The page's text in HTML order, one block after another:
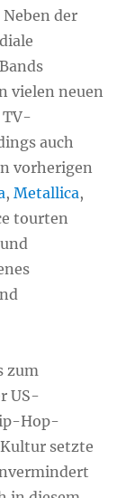
der
vielen neuen
TV-
auch
vorherigen
,Metallica,
tourten
zum
US-
Hop-
setzte